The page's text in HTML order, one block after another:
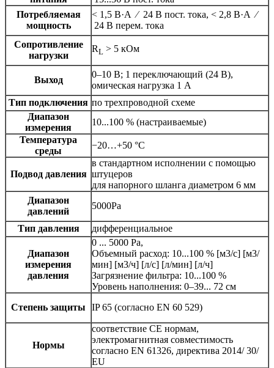
Потребляемая
мощность
< 1,5 В·А ⁄ 24 В пост. тока, < 2,8 В·А ⁄
24 В перем. тока
Сопротивление
нагрузки
RL > 5 кОм
Выход
0–10 В; 1 переключающий (24 В),
омическая нагрузка 1 А
Тип подключения по трехпроводной схеме
Диапазон
измерения
10...100 % (настраиваемые)
Температура
среды
−20…+50 °C
Подвод давления
в стандартном исполнении с помощью
штуцеров
для напорного шланга диаметром 6 мм
Диапазон
давлений
5000Pa
Тип давления дифференциальное
Диапазон
измерения
давления
0 ... 5000 Pa,
Объемный расход: 10...100 % [м3/с] [м3/
мин] [м3/ч] [л/с] [л/мин] [л/ч]
Загрязнение фильтра: 10...100 %
Уровень наполнения: 0–39... 72 см
Степень защиты
IP 65 (согласно EN 60 529)
Нормы
соответствие CE нормам,
электромагнитная совместимость
согласно EN 61326, директива 2014/ 30/
EU